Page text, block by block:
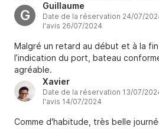
en mettre dès le départ sans savoir
consommerait. À l’arrivée le
mettre sous notre responsabilité un
Heureusement que mon mari
avant le départ. Dommage parce
sympathique et sur l’eau on a
G
Guillaume
Date de la réservation 24/07/
l'avis 26/07/2024
Malgré un retard au début et à la
l’indication du port, bateau
agréable.
Xavier
Date de la réservation 13/07/
l'avis 14/07/2024
Comme d'habitude, très belle